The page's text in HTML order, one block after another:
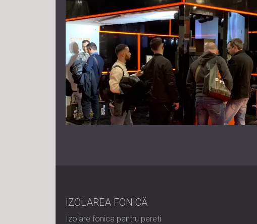
IZOLAREA FONICĂ
Izolare fonica pentru pereti